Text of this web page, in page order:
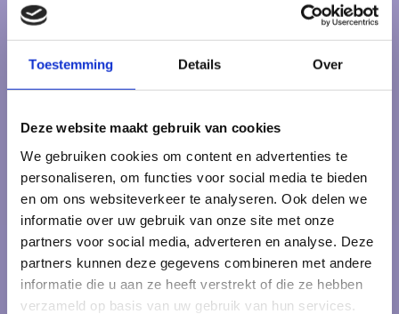
Toestemming Details Over
Deze website maakt gebruik van cookies
We gebruiken cookies om content en advertenties te
personaliseren, om functies voor social media te bieden
en om ons websiteverkeer te analyseren. Ook delen we
informatie over uw gebruik van onze site met onze
partners voor social media, adverteren en analyse. Deze
partners kunnen deze gegevens combineren met andere
informatie die u aan ze heeft verstrekt of die ze hebben
verzameld op basis van uw gebruik van hun services.
Klantenservice
Heb je vragen over onze producten of je bestelling? Neem
dan een kijkje op onze klantenservicepagina. Daar vind je
antwoorden op veelgestelde vragen, onze bedrijfsgegevens
Klantenservice
Veelgestelde vragen
Kraamcadeau Online.nl
Onderdeel van Het pakketje.nl